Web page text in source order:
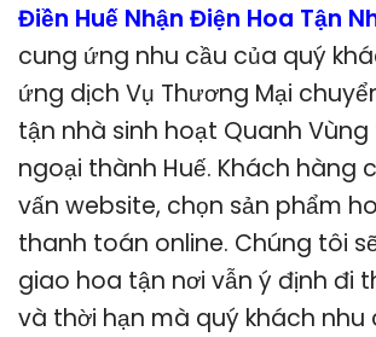
Điền Huế Nhận Điện Hoa Tận
cung ứng nhu cầu của quý
ứng dịch Vụ Thương Mại
tận nhà sinh hoạt Quanh
ngoại thành Huế. Khách hàng
vấn website, chọn sản phẩm
thanh toán online. Chúng tôi
giao hoa tận nơi vẫn ý định đi
và thời hạn mà quý khách nhu